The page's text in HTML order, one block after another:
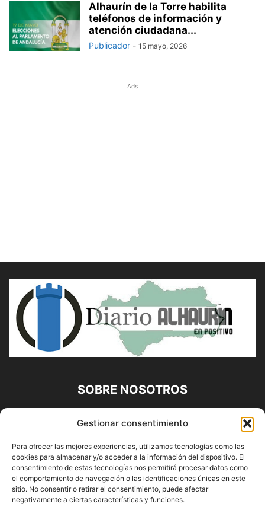
Gestionar consentimiento
Para ofrecer las mejores experiencias, utilizamos tecnologías como las
cookies para almacenar y/o acceder a la información del dispositivo. El
consentimiento de estas tecnologías nos permitirá procesar datos como
el comportamiento de navegación o las identificaciones únicas en este
sitio. No consentir o retirar el consentimiento, puede afectar
negativamente a ciertas características y funciones.
Alhaurín de la Torre habilita
teléfonos de información y
atención ciudadana...
Publicador - 15 mayo, 2026
Ads
SOBRE NOSOTROS
Diario Alhaurín (www.alhaurindelatorre.com) Propiedad de
Francisco E. López López | 639 95 71 95 | Noticias de
Alhaurín de la Torre, Málaga y Provincia|
Contáctanos:info@alhaurindelatorre.com
SÍGUENOS